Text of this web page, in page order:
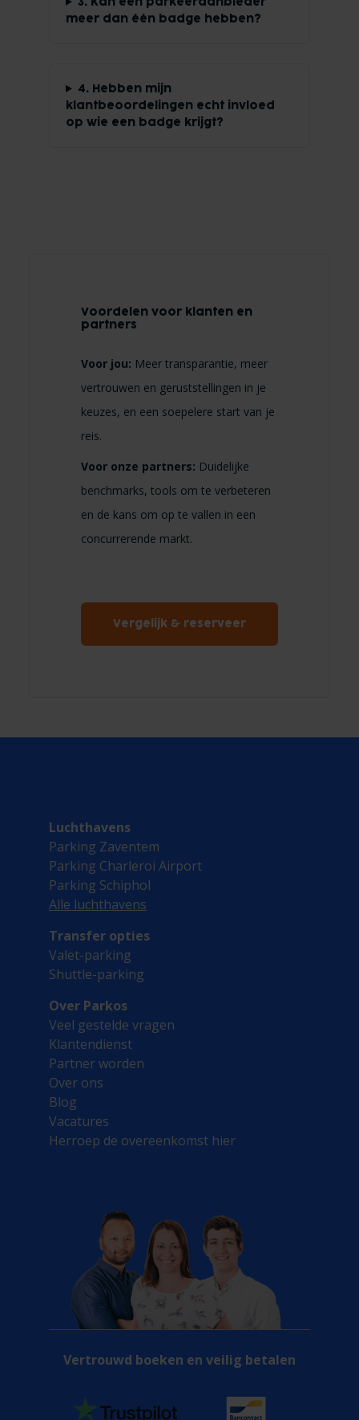
meer dan één badge hebben?
4. Hebben mijn
klantbeoordelingen echt invloed
op wie een badge krijgt?
Voordelen voor klanten en
partners
Voor jou: Meer transparantie, meer
vertrouwen en geruststellingen in je
keuzes, en een soepelere start van je
reis.
Voor onze partners: Duidelijke
benchmarks, tools om te verbeteren
en de kans om op te vallen in een
concurrerende markt.
Vergelijk & reserveer
Luchthavens
Parking Zaventem
Parking Charleroi Airport
Parking Schiphol
Alle luchthavens
Transfer opties
Valet-parking
Shuttle-parking
Over Parkos
Veel gestelde vragen
Klantendienst
Partner worden
Over ons
Blog
Vacatures
Herroep de overeenkomst hier
Vertrouwd boeken en veilig betalen